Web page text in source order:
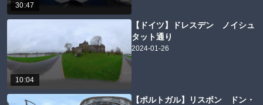
30:47
10:04
【ドイツ】ドレスデン ノイシュ
タット通り
2024-01-26
【ポルトガル】リスボン ドン・